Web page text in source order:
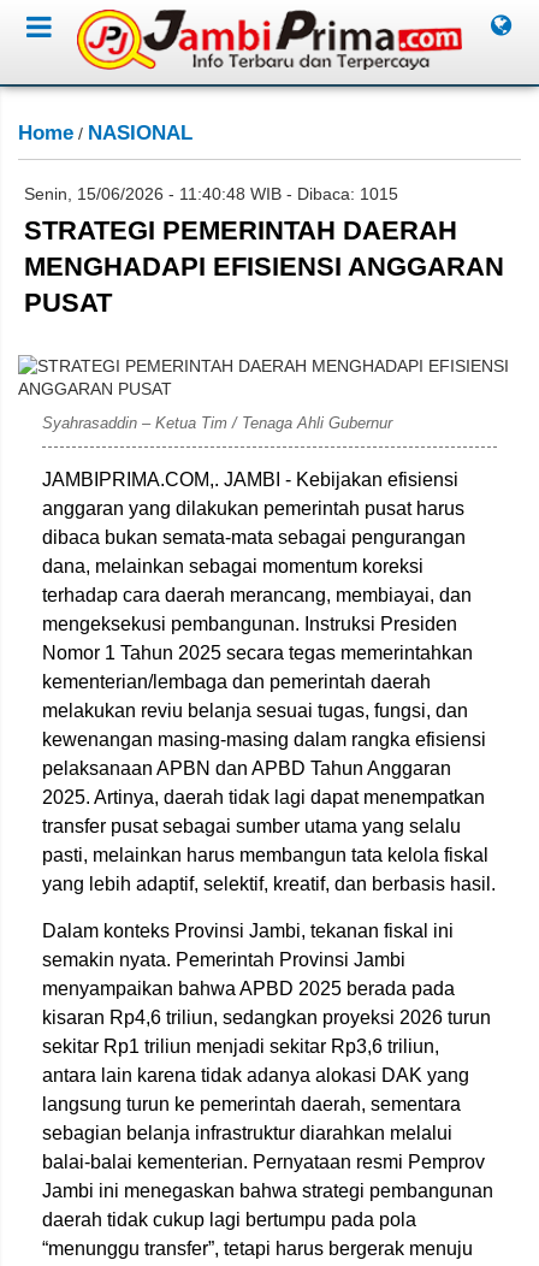
Home / NASIONAL
Senin, 15/06/2026 - 11:40:48 WIB - Dibaca: 1015
STRATEGI PEMERINTAH DAERAH
MENGHADAPI EFISIENSI ANGGARAN
PUSAT
Syahrasaddin – Ketua Tim / Tenaga Ahli Gubernur
JAMBIPRIMA.COM,. JAMBI - Kebijakan efisiensi
anggaran yang dilakukan pemerintah pusat harus
dibaca bukan semata-mata sebagai pengurangan
dana, melainkan sebagai momentum koreksi
terhadap cara daerah merancang, membiayai, dan
mengeksekusi pembangunan. Instruksi Presiden
Nomor 1 Tahun 2025 secara tegas memerintahkan
kementerian/lembaga dan pemerintah daerah
melakukan reviu belanja sesuai tugas, fungsi, dan
kewenangan masing-masing dalam rangka efisiensi
pelaksanaan APBN dan APBD Tahun Anggaran
2025. Artinya, daerah tidak lagi dapat menempatkan
transfer pusat sebagai sumber utama yang selalu
pasti, melainkan harus membangun tata kelola fiskal
yang lebih adaptif, selektif, kreatif, dan berbasis hasil.
Dalam konteks Provinsi Jambi, tekanan fiskal ini
semakin nyata. Pemerintah Provinsi Jambi
menyampaikan bahwa APBD 2025 berada pada
kisaran Rp4,6 triliun, sedangkan proyeksi 2026 turun
sekitar Rp1 triliun menjadi sekitar Rp3,6 triliun,
antara lain karena tidak adanya alokasi DAK yang
langsung turun ke pemerintah daerah, sementara
sebagian belanja infrastruktur diarahkan melalui
balai-balai kementerian. Pernyataan resmi Pemprov
Jambi ini menegaskan bahwa strategi pembangunan
daerah tidak cukup lagi bertumpu pada pola
“menunggu transfer”, tetapi harus bergerak menuju